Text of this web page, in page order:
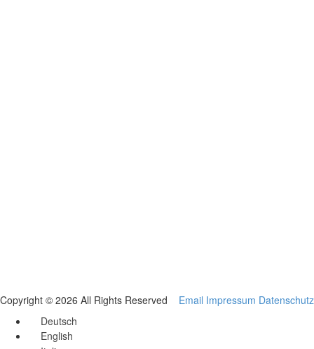
Copyright © 2026 All Rights Reserved Email Impressum Datenschutz
Deutsch
English